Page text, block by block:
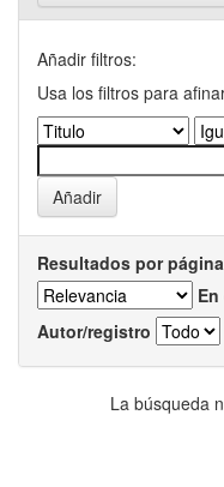
Añadir filtros:
Usa los filtros para
Resultados por página
Autor/registro
La búsqueda